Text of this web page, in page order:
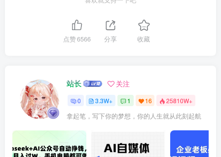
点赞6566 分享 收藏
站长 关注
0 3.3W+ 1 16 25810W+
拿起笔，写下你的梦想，你的人生就从此刻起航